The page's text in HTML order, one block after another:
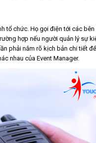
tổ chức. Họ gọi điện tới các
hợp nếu người quản lý sự
phải nắm rõ kịch bản chi tiết
nhau của Event Manager.